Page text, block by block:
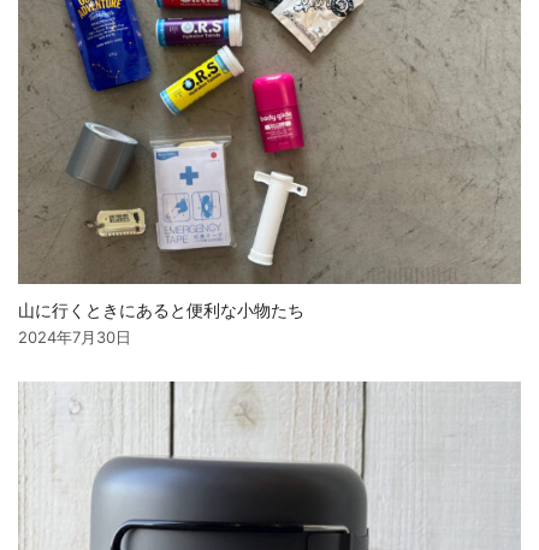
山に行くときにあると便利な小物たち
2024年7月30日